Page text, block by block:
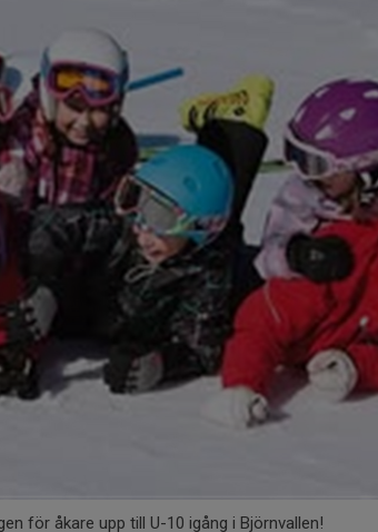
för åkare upp till U-10 igång i Björnvallen!